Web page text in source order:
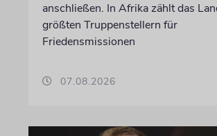
anschließen. In Afrika zählt das
größten Truppenstellern für
Friedensmissionen
07.08.2026